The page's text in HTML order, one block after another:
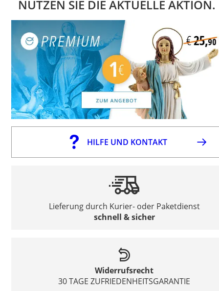
NUTZEN SIE DIE AKTUELLE AKTION.
HILFE UND KONTAKT
Lieferung durch Kurier- oder Paketdienst
schnell & sicher
Widerrufsrecht
30 TAGE ZUFRIEDENHEITSGARANTIE